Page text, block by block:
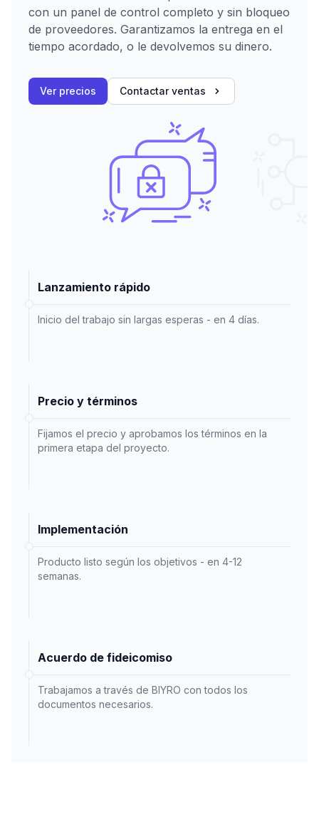
con un panel de control completo y sin bloqueo
de proveedores. Garantizamos la entrega en el
tiempo acordado, o le devolvemos su dinero.
Ver precios Contactar ventas
Lanzamiento rápido
Inicio del trabajo sin largas esperas - en 4 días.
Precio y términos
Fijamos el precio y aprobamos los términos en la
primera etapa del proyecto.
Implementación
Producto listo según los objetivos - en 4-12
semanas.
Acuerdo de fideicomiso
Trabajamos a través de BIYRO con todos los
documentos necesarios.